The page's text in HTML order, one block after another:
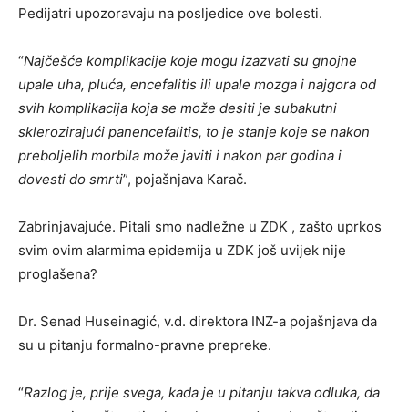
Pedijatri upozoravaju na posljedice ove bolesti.
“Najčešće komplikacije koje mogu izazvati su gnojne
upale uha, pluća, encefalitis ili upale mozga i najgora od
svih komplikacija koja se može desiti je subakutni
sklerozirajući panencefalitis, to je stanje koje se nakon
preboljelih morbila može javiti i nakon par godina i
dovesti do smrti”, pojašnjava Karač.
Zabrinjavajuće. Pitali smo nadležne u ZDK , zašto uprkos
svim ovim alarmima epidemija u ZDK još uvijek nije
proglašena?
Dr. Senad Huseinagić, v.d. direktora INZ-a pojašnjava da
su u pitanju formalno-pravne prepreke.
“Razlog je, prije svega, kada je u pitanju takva odluka, da